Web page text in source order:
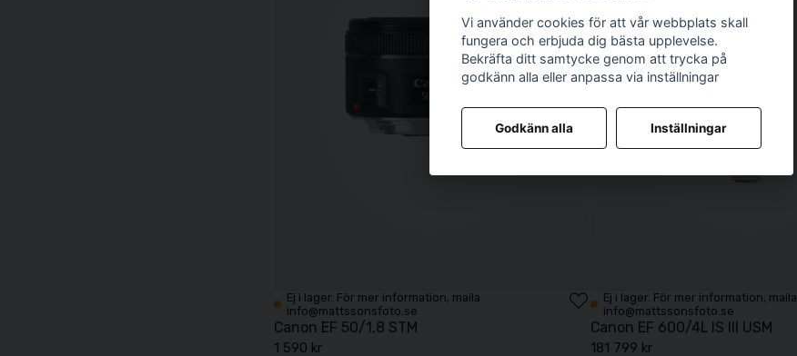
Ej i lager. För mer information, maila
info@mattssonsfoto.se
Canon EF 50/1,8 STM
1 590 kr
Ej i lager. För mer information, maila
info@mattssonsfoto.se
Canon EF 600/4L IS III USM
181 799 kr
Vi använder cookies för att vår webbplats skall
fungera och erbjuda dig bästa upplevelse.
Bekräfta ditt samtycke genom att trycka på
godkänn alla eller anpassa via inställningar
Godkänn alla Inställningar